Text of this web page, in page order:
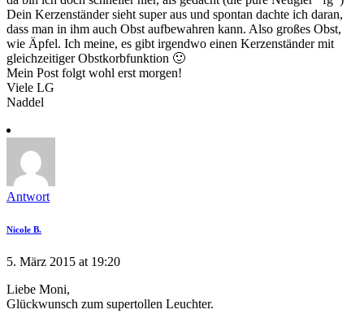
Dein Kerzenständer sieht super aus und spontan dachte ich daran,
dass man in ihm auch Obst aufbewahren kann. Also großes Obst,
wie Äpfel. Ich meine, es gibt irgendwo einen Kerzenständer mit
gleichzeitiger Obstkorbfunktion 🙂
Mein Post folgt wohl erst morgen!
Viele LG
Naddel
Antwort
Nicole B.
5. März 2015 at 19:20
Liebe Moni,
Glückwunsch zum supertollen Leuchter.